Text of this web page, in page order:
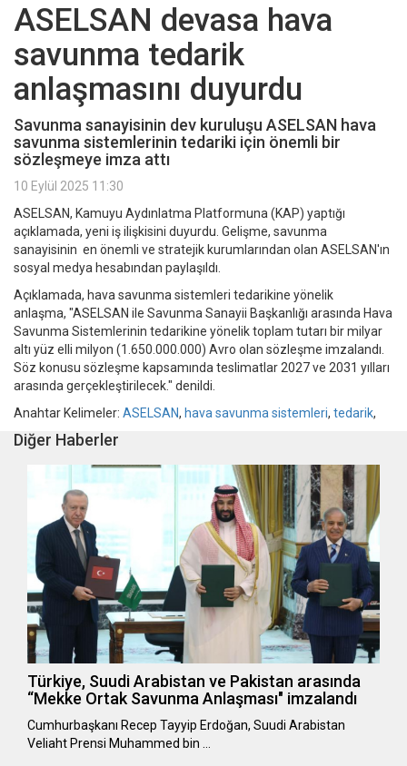
ASELSAN devasa hava
savunma tedarik
anlaşmasını duyurdu
Savunma sanayisinin dev kuruluşu ASELSAN hava
savunma sistemlerinin tedariki için önemli bir
sözleşmeye imza attı
10 Eylül 2025 11:30
ASELSAN, Kamuyu Aydınlatma Platformuna (KAP) yaptığı
açıklamada, yeni iş ilişkisini duyurdu. Gelişme, savunma
sanayisinin en önemli ve stratejik kurumlarından olan ASELSAN'ın
sosyal medya hesabından paylaşıldı.
Açıklamada, hava savunma sistemleri tedarikine yönelik
anlaşma, "ASELSAN ile Savunma Sanayii Başkanlığı arasında Hava
Savunma Sistemlerinin tedarikine yönelik toplam tutarı bir milyar
altı yüz elli milyon (1.650.000.000) Avro olan sözleşme imzalandı.
Söz konusu sözleşme kapsamında teslimatlar 2027 ve 2031 yılları
arasında gerçekleştirilecek." denildi.
Anahtar Kelimeler: ASELSAN, hava savunma sistemleri, tedarik,
Diğer Haberler
Türkiye, Suudi Arabistan ve Pakistan arasında
“Mekke Ortak Savunma Anlaşması" imzalandı
Cumhurbaşkanı Recep Tayyip Erdoğan, Suudi Arabistan
Veliaht Prensi Muhammed bin …